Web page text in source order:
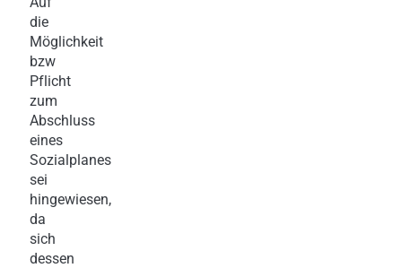
die
Möglichkeit
bzw
Pflicht
zum
Abschluss
eines
Sozialplanes
sei
hingewiesen,
da
sich
dessen